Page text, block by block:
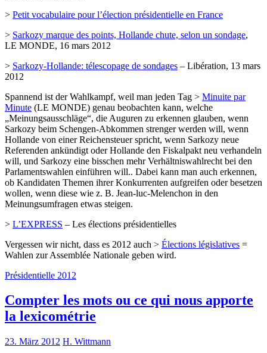
> Petit vocabulaire pour l’élection présidentielle en France
> Sarkozy marque des points, Hollande chute, selon un sondage,
LE MONDE, 16 mars 2012
> Sarkozy-Hollande: télescopage de sondages – Libération, 13 mars
2012
Spannend ist der Wahlkampf, weil man jeden Tag > Minuite par
Minute (LE MONDE) genau beobachten kann, welche
„Meinungsausschläge“, die Auguren zu erkennen glauben, wenn
Sarkozy beim Schengen-Abkommen strenger werden will, wenn
Hollande von einer Reichensteuer spricht, wenn Sarkozy neue
Referenden ankündigt oder Hollande den Fiskalpakt neu verhandeln
will, und Sarkozy eine bisschen mehr Verhältniswahlrecht bei den
Parlamentswahlen einführen will.. Dabei kann man auch erkennen,
ob Kandidaten Themen ihrer Konkurrenten aufgreifen oder besetzen
wollen, wenn diese wie z. B. Jean-luc-Melenchon in den
Meinungsumfragen etwas steigen.
> L’EXPRESS – Les élections présidentielles
Vergessen wir nicht, dass es 2012 auch > Élections législatives =
Wahlen zur Assemblée Nationale geben wird.
Présidentielle 2012
Compter les mots ou ce qui nous apporte
la lexicométrie
23. März 2012 H. Wittmann